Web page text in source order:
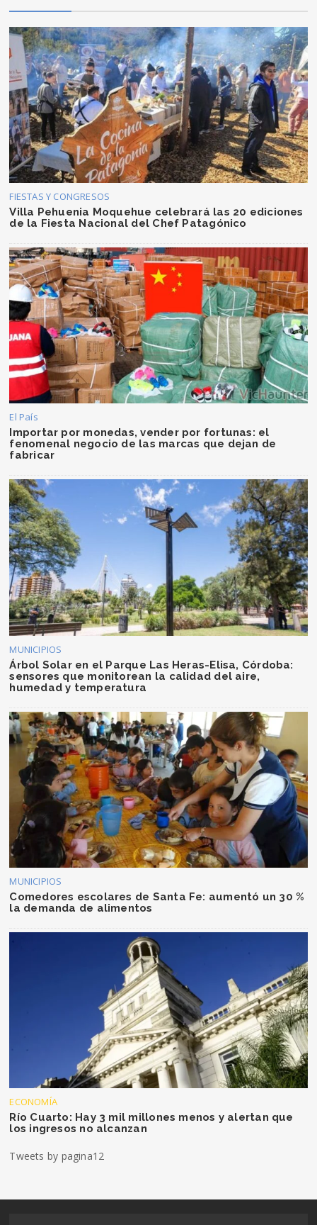
FIESTAS Y CONGRESOS
Villa Pehuenia Moquehue celebrará las 20 ediciones
de la Fiesta Nacional del Chef Patagónico
El País
Importar por monedas, vender por fortunas: el
fenomenal negocio de las marcas que dejan de
fabricar
MUNICIPIOS
Árbol Solar en el Parque Las Heras-Elisa, Córdoba:
sensores que monitorean la calidad del aire,
humedad y temperatura
MUNICIPIOS
Comedores escolares de Santa Fe: aumentó un 30 %
la demanda de alimentos
ECONOMÍA
Río Cuarto: Hay 3 mil millones menos y alertan que
los ingresos no alcanzan
Tweets by pagina12